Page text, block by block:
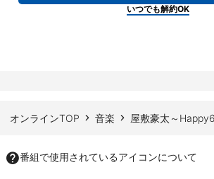
いつでも解約OK
オンラインTOP 音楽 屋敷豪太～
番組で使用されているアイコンについて